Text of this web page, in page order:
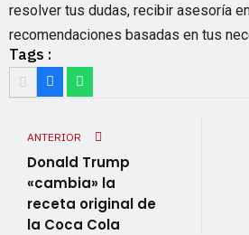
resolver tus dudas, recibir asesoría
recomendaciones basadas en tus
Tags :
ANTERIOR
Donald Trump
«cambia» la
receta original de
la Coca Cola